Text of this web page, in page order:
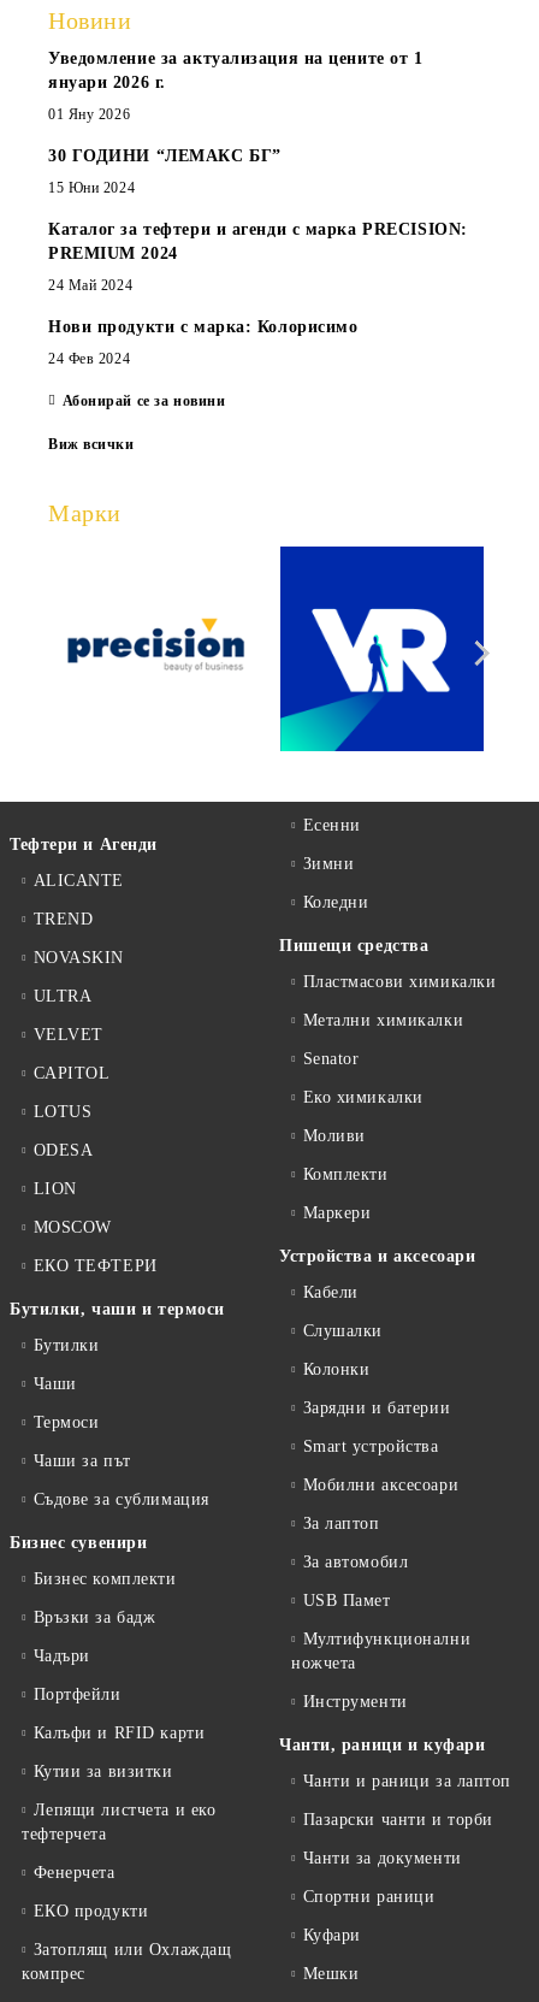
Новини
Уведомление за актуализация на цените от 1
януари 2026 г.
01 Яну 2026
30 ГОДИНИ “ЛЕМАКС БГ”
15 Юни 2024
Каталог за тефтери и агенди с марка PRECISION:
PREMIUM 2024
24 Май 2024
Нови продукти с марка: Колорисимо
24 Фев 2024
Абонирай се за новини
Виж всички
Марки
Тефтери и Агенди
ALICANTE
TREND
NOVASKIN
ULTRA
VELVET
CAPITOL
LOTUS
ODESA
LION
MOSCOW
ЕКО ТЕФТЕРИ
Бутилки, чаши и термоси
Бутилки
Чаши
Термоси
Чаши за път
Съдове за сублимация
Бизнес сувенири
Бизнес комплекти
Връзки за бадж
Чадъри
Портфейли
Калъфи и RFID карти
Кутии за визитки
Лепящи листчета и еко
тефтeрчета
Фенерчета
ЕКО продукти
Затоплящ или Охлаждащ
компрес
Есенни
Зимни
Коледни
Пишещи средства
Пластмасови химикалки
Метални химикалки
Senator
Еко химикалки
Моливи
Комплекти
Маркери
Устройства и аксесоари
Кабели
Слушалки
Колонки
Зарядни и батерии
Smart устройства
Мобилни аксесоари
За лаптоп
За автомобил
USB Памет
Мултифункционални
ножчета
Инструменти
Чанти, раници и куфари
Чанти и раници за лаптоп
Пазарски чанти и торби
Чанти за документи
Спортни раници
Куфари
Мешки